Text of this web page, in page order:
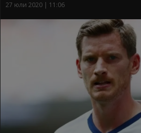
27 юли 2020 | 11:06